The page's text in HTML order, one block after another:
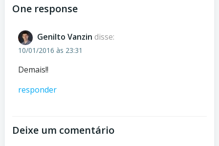
navigation
One response
Genilto Vanzin disse:
10/01/2016 às 23:31
Demais!!
responder
Deixe um comentário